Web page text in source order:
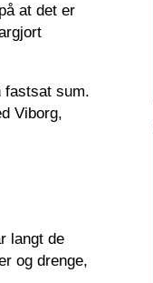
at det er
fastsat sum.
Viborg,
langt de
og drenge,